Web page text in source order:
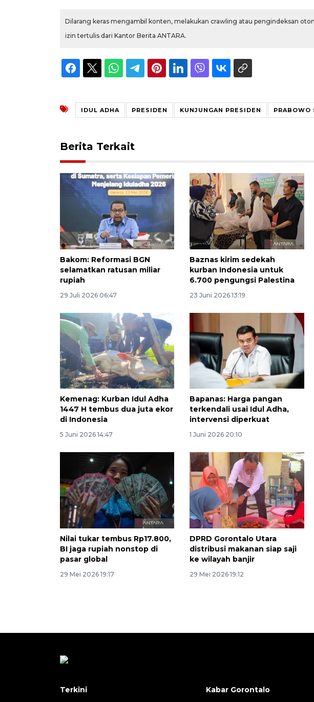
Dilarang keras mengambil konten, melakukan crawling atau pengindeksan
izin tertulis dari Kantor Berita ANTARA.
IDUL ADHA PRESIDEN KUNJUNGAN PRESIDEN PRABOWO
Berita Terkait
Bakom: Reformasi BGN
selamatkan ratusan miliar
rupiah
29 Juli 2026 06:47
Baznas kirim sedekah
kurban Indonesia untuk
6.700 pengungsi Palestina
23 Juni 2026 13:19
Kemenag: Kurban Idul Adha
1447 H tembus dua juta ekor
di Indonesia
5 Juni 2026 14:47
Bapanas: Harga pangan
terkendali usai Idul Adha,
intervensi diperkuat
1 Juni 2026 20:10
Nilai tukar tembus Rp17.800,
BI jaga rupiah nonstop di
pasar global
29 Mei 2026 19:17
DPRD Gorontalo Utara
distribusi makanan siap saji
ke wilayah banjir
29 Mei 2026 19:12
2026-08-
Terkini Kabar Gorontalo